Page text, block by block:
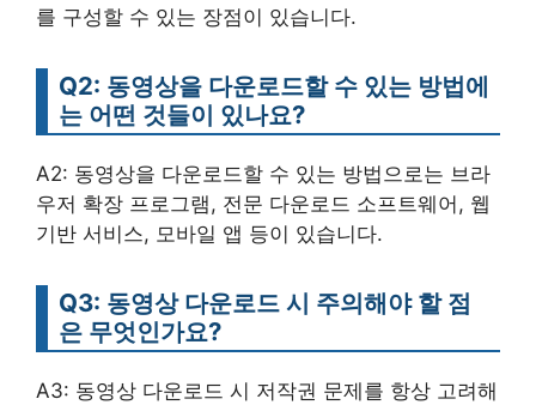
를 구성할 수 있는 장점이 있습니다.
Q2: 동영상을 다운로드할 수 있는 방법에
는 어떤 것들이 있나요?
A2: 동영상을 다운로드할 수 있는 방법으로는 브라
우저 확장 프로그램, 전문 다운로드 소프트웨어, 웹
기반 서비스, 모바일 앱 등이 있습니다.
Q3: 동영상 다운로드 시 주의해야 할 점
은 무엇인가요?
A3: 동영상 다운로드 시 저작권 문제를 항상 고려해